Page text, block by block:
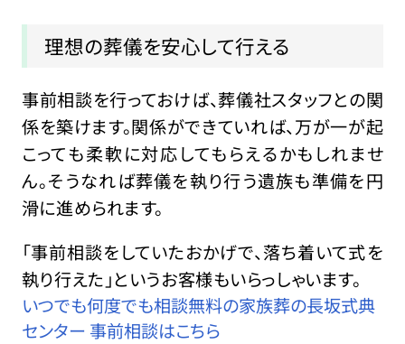
理想の葬儀を安心して行える
事前相談を行っておけば、葬儀社スタッフとの関
係を築けます。関係ができていれば、万が一が起
こっても柔軟に対応してもらえるかもしれませ
ん。そうなれば葬儀を執り行う遺族も準備を円
滑に進められます。
「事前相談をしていたおかげで、落ち着いて式を
執り行えた」というお客様もいらっしゃいます。
いつでも何度でも相談無料の家族葬の長坂式典
センター 事前相談はこちら